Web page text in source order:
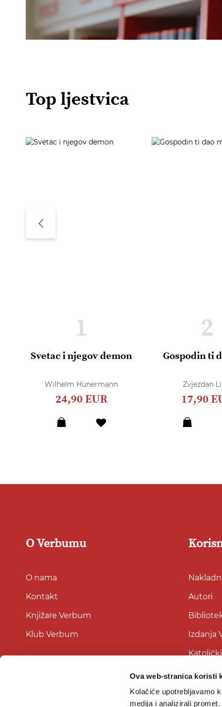
Ova web-stranica koristi
Kolačiće upotrebljavamo
medija i analizirali
Top ljestvica
1
Svetac i njegov demon
Wilhelm Hünermann
24,90 EUR
2
Gospodin ti
Zvjezdan
17,90
O Verbumu
O nama
Kontakt
Knjižare Verbum
Klub Verbum
Autori
Izdanja